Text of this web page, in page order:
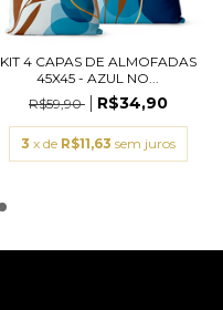
KIT 4 CAPAS DE ALMOFADAS
45X45 - AZUL NO...
R$59,90
R$34,90
3 x de R$11,63 sem juros